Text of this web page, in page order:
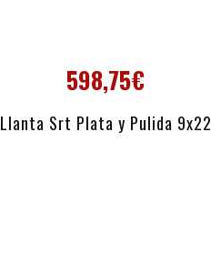
598,75€
Llanta Srt Plata y Pulida 9x22
AÑADIR AL CARRITO